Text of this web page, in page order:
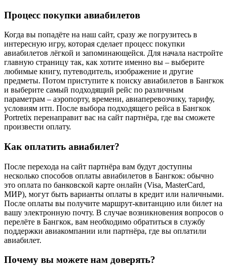
Процесс покупки авиабилетов
Когда вы попадёте на наш сайт, сразу же погрузитесь в
интересную игру, которая сделает процесс покупки
авиабилетов лёгкой и запоминающейся. Для начала настройте
главную страницу так, как хотите именно вы – выберите
любимые книгу, путеводитель, изображение и другие
предметы. Потом приступите к поиску авиабилетов в Бангкок
и выберите самый подходящий рейс по различным
параметрам – аэропорту, времени, авиаперевозчику, тарифу,
условиям итп. После выбора подходящего рейса в Бангкок
Portretix перенаправит вас на сайт партнёра, где вы сможете
произвести оплату.
Как оплатить авиабилет?
После перехода на сайт партнёра вам будут доступны
несколько способов оплаты авиабилетов в Бангкок: обычно
это оплата по банковской карте онлайн (Visa, MasterCard,
МИР), могут быть варианты оплаты в кредит или наличными.
После оплаты вы получите маршрут-квитанцию или билет на
вашу электронную почту. В случае возникновения вопросов о
перелёте в Бангкок, вам необходимо обратиться в службу
поддержки авиакомпании или партнёра, где вы оплатили
авиабилет.
Почему вы можете нам доверять?